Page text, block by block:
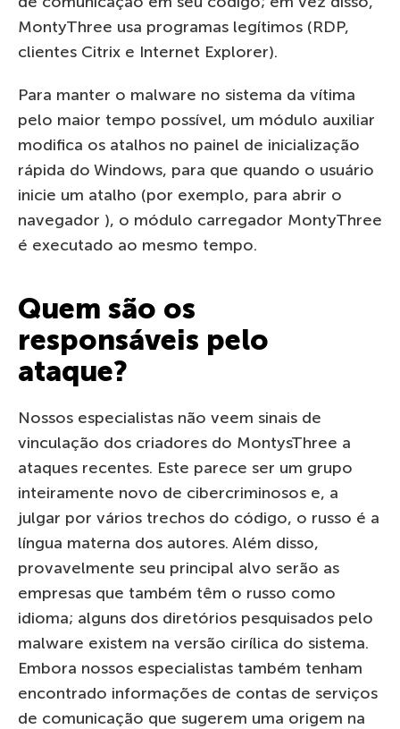
MontyThree usa programas legítimos (RDP,
clientes Citrix e Internet Explorer).
Para manter o malware no sistema da vítima
pelo maior tempo possível, um módulo auxiliar
modifica os atalhos no painel de inicialização
rápida do Windows, para que quando o usuário
inicie um atalho (por exemplo, para abrir o
navegador ), o módulo carregador MontyThree
é executado ao mesmo tempo.
Quem são os
responsáveis pelo
ataque?
Nossos especialistas não veem sinais de
vinculação dos criadores do MontysThree a
ataques recentes. Este parece ser um grupo
inteiramente novo de cibercriminosos e, a
julgar por vários trechos do código, o russo é a
língua materna dos autores. Além disso,
provavelmente seu principal alvo serão as
empresas que também têm o russo como
idioma; alguns dos diretórios pesquisados pelo
malware existem na versão cirílica do sistema.
Embora nossos especialistas também tenham
encontrado informações de contas de serviços
de comunicação que sugerem uma origem na